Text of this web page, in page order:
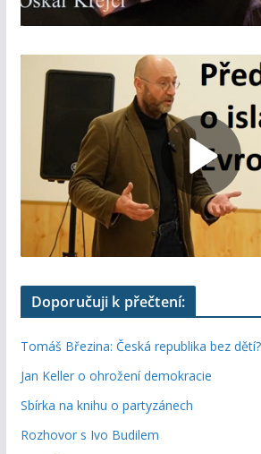
Doporučuji k přečtení:
Tomáš Březina: Česká republika bez dětí?
Jan Keller o ohrožení demokracie
Sbírka na knihu o partyzánech
Rozhovor s Ivo Budilem